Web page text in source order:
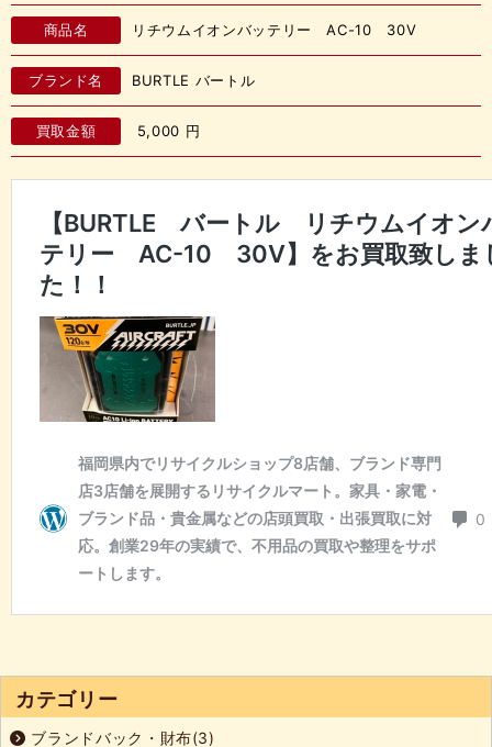
商品名 リチウムイオンバッテリー AC-10 30V
ブランド名 BURTLE バートル
買取金額 5,000 円
カテゴリー
ブランドバック・財布(3)